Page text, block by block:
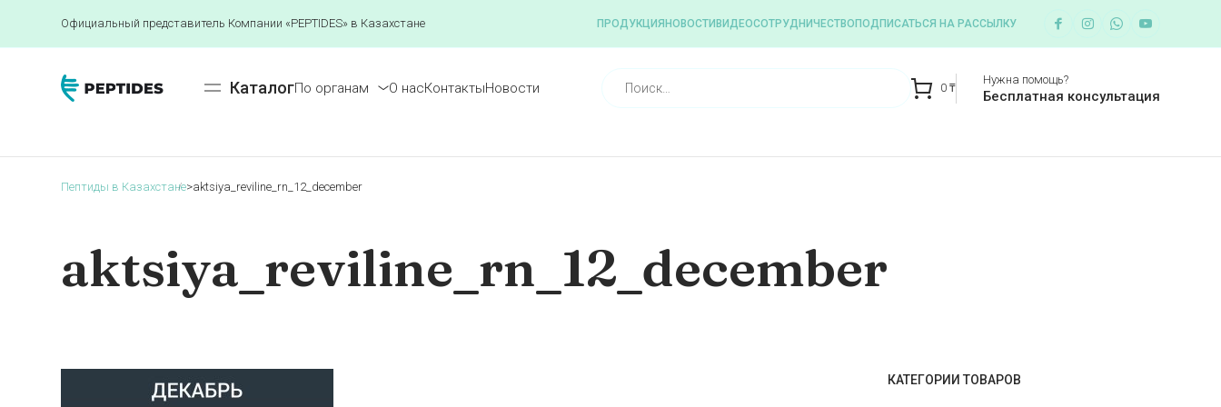
Официальный представитель Компании «PEPTIDES» в Казахстане ПРОДУКЦИЯ НОВОСТИ ВИДЕОСОТРУДНИЧЕСТВО ПОДПИСАТЬСЯ НА РАССЫЛКУ
КаталогПо органам О насКонтактыНовости 0 ₸
Нужна помощь?
Бесплатная консультация
Пептиды в Казахстане>aktsiya_reviline_rn_12_december
aktsiya_reviline_rn_12_december
КАТЕГОРИИ ТОВАРОВ